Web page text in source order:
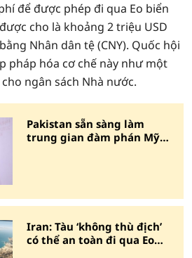
để được phép đi qua Eo biển
cho là khoảng 2 triệu USD
Nhân dân tệ (CNY). Quốc hội
pháp hóa cơ chế này như một
ngân sách Nhà nước.
Pakistan sẵn sàng làm
trung gian đàm phán Mỹ -
Iran: Tàu ‘không thù địch’
có thể an toàn đi qua Eo